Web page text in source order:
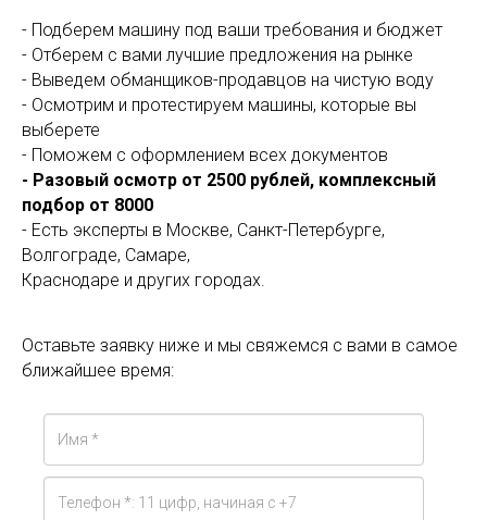
- Подберем машину под ваши требования и бюджет
- Отберем с вами лучшие предложения на рынке
- Выведем обманщиков-продавцов на чистую воду
- Осмотрим и протестируем машины, которые вы
выберете
- Поможем с оформлением всех документов
- Разовый осмотр от 2500 рублей, комплексный
подбор от 8000
- Есть эксперты в Москве, Санкт-Петербурге,
Волгограде, Самаре,
Краснодаре и других городах.
Оставьте заявку ниже и мы свяжемся с вами в самое
ближайшее время: